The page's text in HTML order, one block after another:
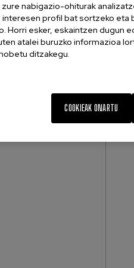
beharko
nabigazio-ohiturak
profil bat sortzeko eta
Horri esker, eskaintzen dugun
atalei buruzko informazioa
ditzakegu.
COOKIEAK ONARTU